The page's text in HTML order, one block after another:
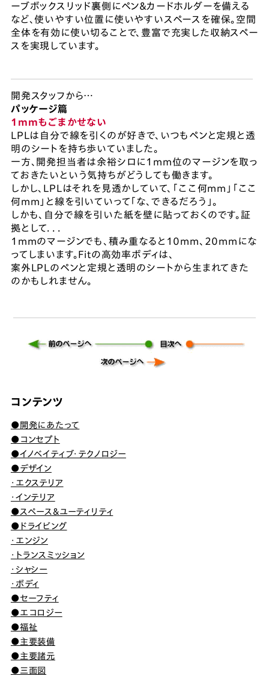
ーブボックスリッド裏側にペン＆カードホルダーを備える
など、使いやすい位置に使いやすいスペースを確保。空間
全体を有効に使い切ることで、豊富で充実した収納スペー
スを実現しています。
開発スタッフから…
パッケージ篇
1mmもごまかせない
LPLは自分で線を引くのが好きで、いつもペンと定規と透
明のシートを持ち歩いていました。
一方、開発担当者は余裕シロに1mm位のマージンを取っ
ておきたいという気持ちがどうしても働きます。
しかし、LPLはそれを見透かしていて、「ここ何mm」「ここ
何mm」と線を引いていって「な、できるだろう」。
しかも、自分で線を引いた紙を壁に貼っておくのです。証
拠として．．．
1mmのマージンでも、積み重なると10mm、20mmにな
ってしまいます。Fitの高効率ボディは、
案外LPLのペンと定規と透明のシートから生まれてきた
のかもしれません。
コンテンツ
●開発にあたって
●コンセプト
●イノベイティブ・テクノロジー
●デザイン
・エクステリア
・インテリア
●スペース＆ユーティリティ
●ドライビング
・エンジン
・トランスミッション
・シャシー
・ボディ
●セーフティ
●エコロジー
●福祉
●主要装備
●主要諸元
●三面図